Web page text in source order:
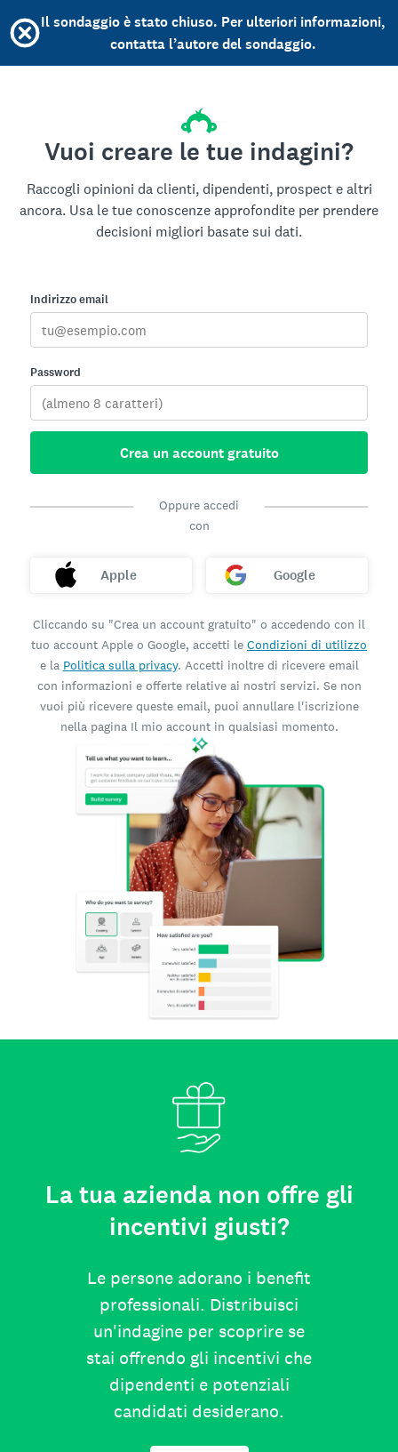
Il sondaggio è stato chiuso. Per ulteriori informazioni,
contatta l’autore del sondaggio.
Vuoi creare le tue indagini?
Raccogli opinioni da clienti, dipendenti, prospect e altri
ancora. Usa le tue conoscenze approfondite per prendere
decisioni migliori basate sui dati.
Indirizzo email
Password
Crea un account gratuito
Oppure accedi
con
Apple Google
Cliccando su "Crea un account gratuito" o accedendo con il
tuo account Apple o Google, accetti le Condizioni di utilizzo
e la Politica sulla privacy. Accetti inoltre di ricevere email
con informazioni e offerte relative ai nostri servizi. Se non
vuoi più ricevere queste email, puoi annullare l'iscrizione
nella pagina Il mio account in qualsiasi momento.
La tua azienda non offre gli
incentivi giusti?
Le persone adorano i benefit
professionali. Distribuisci
un'indagine per scoprire se
stai offrendo gli incentivi che
dipendenti e potenziali
candidati desiderano.